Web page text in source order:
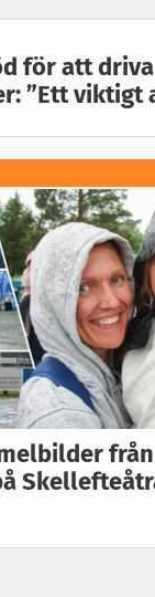
för att
”Ett viktigt
från